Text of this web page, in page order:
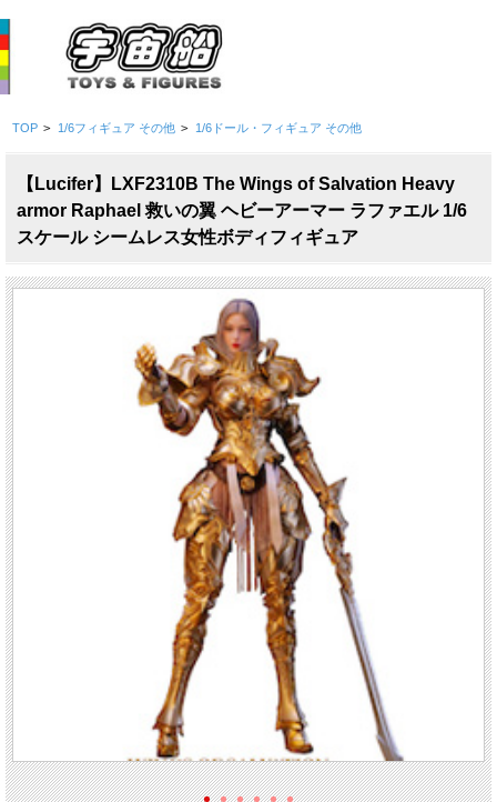
TOP > 1/6フィギュア その他 > 1/6ドール・フィギュア その他
【Lucifer】LXF2310B The Wings of Salvation Heavy
armor Raphael 救いの翼 ヘビーアーマー ラファエル 1/6
スケール シームレス女性ボディフィギュア